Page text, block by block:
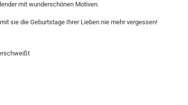
mit wunderschönen Motiven.
sie die Geburtstage Ihrer Lieben nie mehr vergessen!